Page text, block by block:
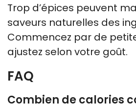
Trop d’épices peuvent
saveurs naturelles des
Commencez par de
ajustez selon votre goût.
FAQ
Combien de calories